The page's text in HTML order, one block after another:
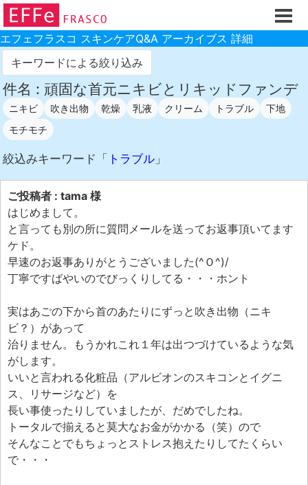
ホーム
ご注文フォーム
初回割引
製品のご案内
お買い物ガイド
スキンケアQ&Aアーカイブス
製品レビュー
スキンケア基礎講座
コスメ辞典 化粧品成分検索
ご購入履歴
ご登録情報
ご紹介(アフェリエイト)制度
エフェ研究所について
お問い合わせフォーム
エフェフラスコ スキンケアQ&A アーカイブス 詳細
キーワードによる絞り込み
件名 : 頑固な首元ニキビとリキッドファンデ
ニキビ 吹き出物 乾燥 乳液 クリーム トラブル
下地
モチモチ
絞込みキーワード「 トラブル 」
ご投稿者 : tama 様
はじめまして。
と言っても別の所に質問メールを送ってお返事頂いてます
ケド。
早速のお返事ありがとうございました(^Ｏ^)/
丁寧ですばやいのでびっくりしてる・・・ホント
実はあごの下から首のあたりにずっと吹き出物（ニキ
ビ？）があって
治りません。もうかれこれ１年は出つづけているような気
がします。
いいと言われる化粧品（アルビオンのスキコンとイグニ
ス、リサージなど）を
長い事使ったりしていましたが、だめでしたね。
トータルで揃えると莫大なお金がかかる（笑）ので
そんなことでもちょっとストレス抱えたりしてたくらい
で・・・